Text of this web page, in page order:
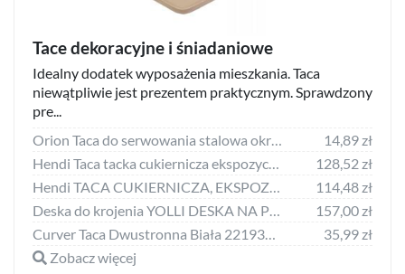
Tace dekoracyjne i śniadaniowe
Idealny dodatek wyposażenia mieszkania. Taca
niewątpliwie jest prezentem praktycznym. Sprawdzony
pre...
Orion Taca do serwowania stalowa okrągła talerz 21 cm uniwersalny
14,89 zł
Hendi Taca tacka cukiernicza ekspozycyjna czarna 600x400x(H)20mm
128,52 zł
Hendi TACA CUKIERNICZA, EKSPOZYCYJNA, ALUMINIUM 600X400 ZŁOTA 808573
114,48 zł
Deska do krojenia YOLLI DESKA NA PRZEKĄSKI DREWNIANA TACA DO SERWOWANIA
157,00 zł
Curver Taca Dwustronna Biała 221935 Curver CURVER
35,99 zł
Zobacz więcej